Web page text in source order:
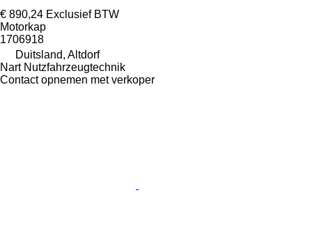
€ 890,24 Exclusief BTW
Motorkap
1706918
Duitsland, Altdorf
Nart Nutzfahrzeugtechnik
Contact opnemen met verkoper